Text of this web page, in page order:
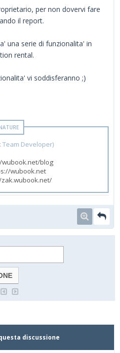
per non dovervi fare
il report.
una serie di funzionalita' in
rental.
vi soddisferanno ;)
Team Developer)
blog
wubook.net
discussione